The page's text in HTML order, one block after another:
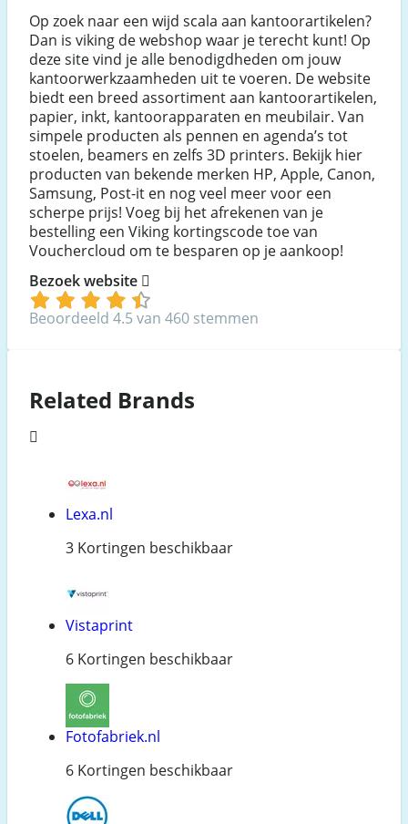
Op zoek naar een wijd scala aan kantoorartikelen?
Dan is viking de webshop waar je terecht kunt! Op
deze site vind je alle benodigdheden om jouw
kantoorwerkzaamheden uit te voeren. De website
biedt een breed assortiment aan kantoorartikelen,
papier, inkt, kantoorapparaten en meubilair. Van
simpele producten als pennen en agenda’s tot
stoelen, beamers en zelfs 3D printers. Bekijk hier
producten van bekende merken HP, Apple, Canon,
Samsung, Post-it en nog veel meer voor een
scherpe prijs! Voeg bij het afrekenen van je
bestelling een Viking kortingscode toe van
Vouchercloud om te besparen op je aankoop!
Bezoek website
Beoordeeld 4.5 van 460 stemmen
Related Brands
Lexa.nl
3 Kortingen beschikbaar
Vistaprint
6 Kortingen beschikbaar
Fotofabriek.nl
6 Kortingen beschikbaar